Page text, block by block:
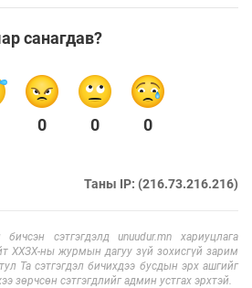
санагдав?
0 0 0
Таны IP: (216.73.216.216)
сэтгэгдэлд unuudur.mn хариуцлага
ХХЗХ-ны журмын дагуу зүй зохисгүй зарим
Та сэтгэгдэл бичихдээ бусдын эрх ашгийг
зөрчсөн сэтгэгдлийг админ устгах эрхтэй.